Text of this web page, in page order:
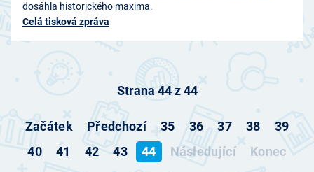
dosáhla historického maxima.
Celá tisková zpráva
Strana 44 z 44
Začátek Předchozí 35 36 37 38
39
40
41 42 43 44 Následující Konec